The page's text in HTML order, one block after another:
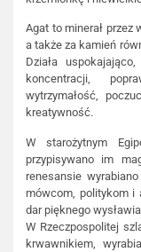
Agat to minerał przez
a także za kamień
Działa
koncentracji,
wytrzymałość,
kreatywność.
W starożytnym
przypisywano im
renesansie
mówcom, politykom i
dar pięknego
W Rzeczpospolitej
krwawnikiem,